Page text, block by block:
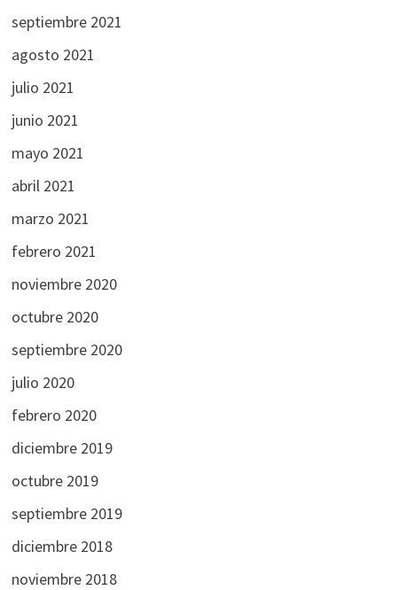
septiembre 2021
agosto 2021
julio 2021
junio 2021
mayo 2021
abril 2021
marzo 2021
febrero 2021
noviembre 2020
octubre 2020
septiembre 2020
julio 2020
febrero 2020
diciembre 2019
octubre 2019
septiembre 2019
diciembre 2018
noviembre 2018